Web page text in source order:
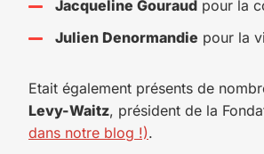
Jacqueline Gouraudpour la
Julien Denormandie pour la
Etait également présents de
Levy-Waitz, président de la
dans notre blog !).